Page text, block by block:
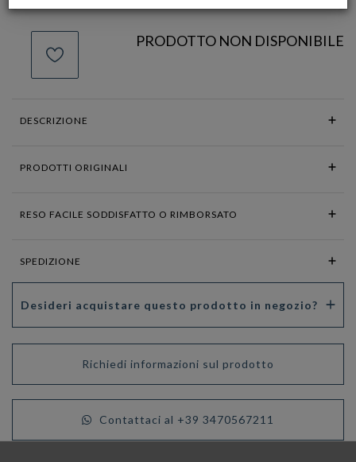
PRODOTTO NON DISPONIBILE
DESCRIZIONE
PRODOTTI ORIGINALI
RESO FACILE SODDISFATTO O RIMBORSATO
SPEDIZIONE
Desideri acquistare questo prodotto in negozio?
Richiedi informazioni sul prodotto
Contattaci al +39 3470567211